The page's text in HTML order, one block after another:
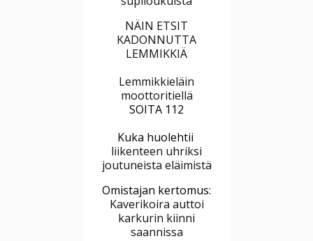
NÄIN ETSIT
KADONNUTTA
LEMMIKKIÄ
Lemmikkieläin
moottoritiellä
SOITA 112
Kuka huolehtii
liikenteen uhriksi
joutuneista eläimistä
Omistajan kertomus:
Kaverikoira auttoi
karkurin kiinni
saannissa